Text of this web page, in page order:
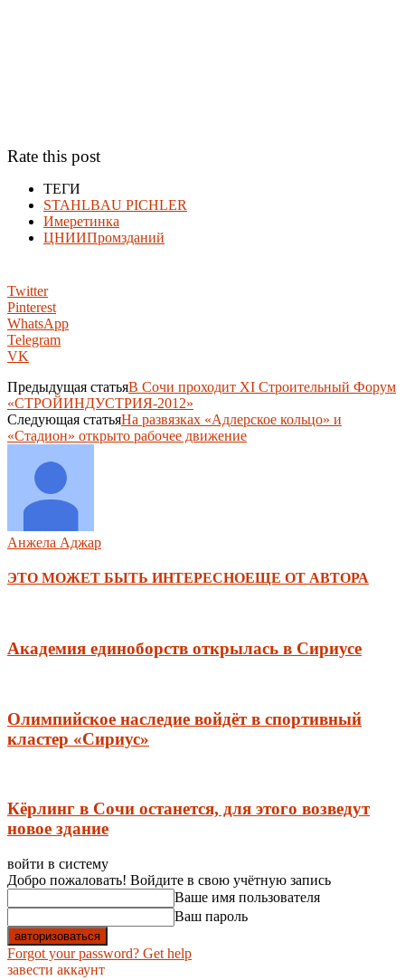
Rate this post
ТЕГИ
STAHLBAU PICHLER
Имеретинка
ЦНИИПромзданий
Twitter
Pinterest
WhatsApp
Telegram
VK
Предыдущая статьяВ Сочи проходит XI Строительный Форум
«СТРОЙИНДУСТРИЯ-2012»
Следующая статьяНа развязках «Адлерское кольцо» и
«Стадион» открыто рабочее движение
Анжела Аджар
ЭТО МОЖЕТ БЫТЬ ИНТЕРЕСНОЕЩЕ ОТ АВТОРА
Академия единоборств открылась в Сириусе
Олимпийское наследие войдёт в спортивный
кластер «Сириус»
Кёрлинг в Сочи останется, для этого возведут
новое здание
войти в систему
Добро пожаловать! Войдите в свою учётную запись
Ваше имя пользователя
Ваш пароль
Forgot your password? Get help
завести аккаунт